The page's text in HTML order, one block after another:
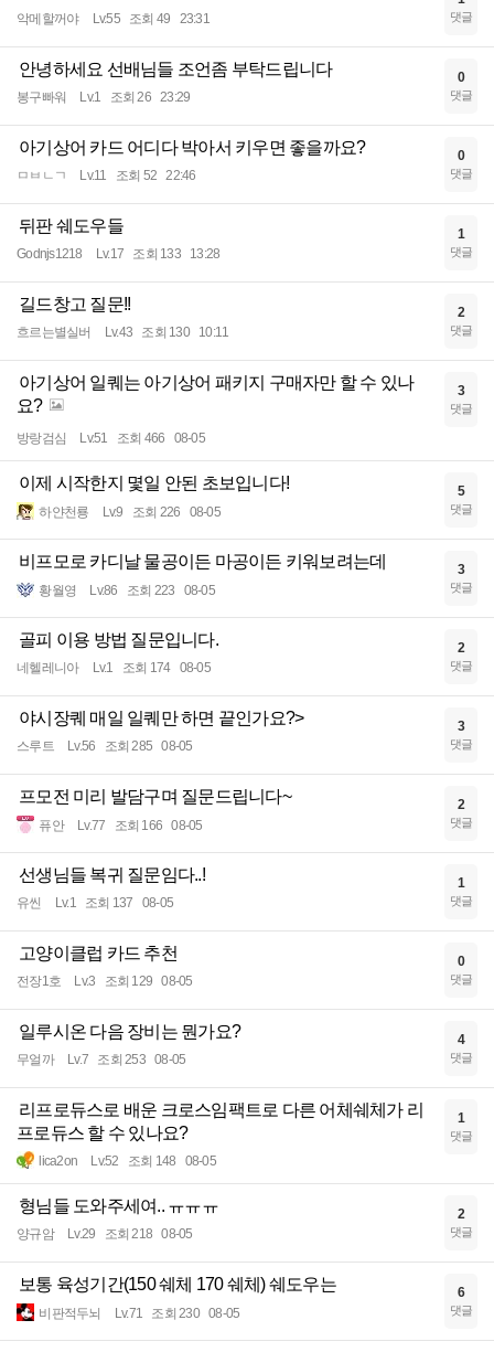
악메할꺼야 Lv.55 조회 49 23:31 댓글
안녕하세요 선배님들 조언좀 부탁드립니다
봉구빠워 Lv.1 조회 26 23:29
0
댓글
아기상어 카드 어디다 박아서 키우면 좋을까요?
ㅁㅂㄴㄱ Lv.11 조회 52 22:46
0
댓글
뒤판 쉐도우들
Godnjs1218 Lv.17 조회 133 13:28
1
댓글
길드창고 질문!!
흐르는별실버 Lv.43 조회 130 10:11
2
댓글
아기상어 일퀘는 아기상어 패키지 구매자만 할 수 있나
요?
방랑검심 Lv.51 조회 466 08-05
3
댓글
이제 시작한지 몇일 안된 초보입니다!
하얀천룡 Lv.9 조회 226 08-05
5
댓글
비프모로 카디날 물공이든 마공이든 키워보려는데
황월영 Lv.86 조회 223 08-05
3
댓글
골피 이용 방법 질문입니다.
네헬레니아 Lv.1 조회 174 08-05
2
댓글
야시장퀘 매일 일퀘만 하면 끝인가요?>
스루트 Lv.56 조회 285 08-05
3
댓글
프모전 미리 발담구며 질문드립니다~
퓨안 Lv.77 조회 166 08-05
2
댓글
선생님들 복귀 질문임다..!
유씬 Lv.1 조회 137 08-05
1
댓글
고양이클럽 카드 추천
전장1호 Lv.3 조회 129 08-05
0
댓글
일루시온 다음 장비는 뭔가요?
무얼까 Lv.7 조회 253 08-05
4
댓글
리프로듀스로 배운 크로스임팩트로 다른 어체쉐체가 리
프로듀스 할 수 있나요?
lica2on Lv.52 조회 148 08-05
1
댓글
형님들 도와주세여.. ㅠㅠㅠ
양규암 Lv.29 조회 218 08-05
2
댓글
보통 육성기간(150 쉐체 170 쉐체) 쉐도우는
비판적두뇌 Lv.71 조회 230 08-05
6
댓글